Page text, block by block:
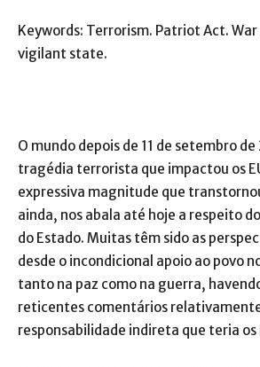
Keywords: Terrorism. Patriot Act.
vigilant state.
O mundo depois de 11 de setembro de
tragédia terrorista que impactou os
expressiva magnitude que
ainda, nos abala até hoje a respeito
do Estado. Muitas têm sido as
desde o incondicional apoio ao povo
tanto na paz como na guerra,
reticentes comentários
responsabilidade indireta que teria os